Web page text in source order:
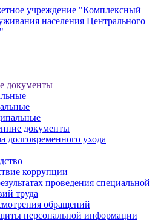
документы
документы
долговременного ухода
коррупции
проведения специальной
труда
обращений
персональной информации